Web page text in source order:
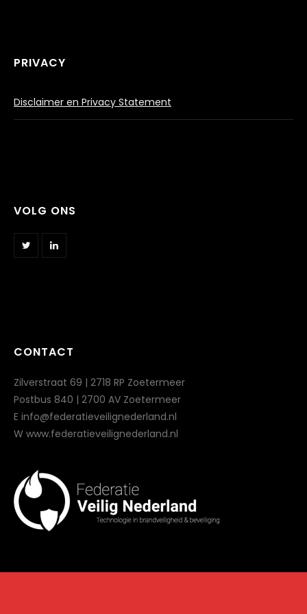
PRIVACY
Disclaimer en Privacy Statement
VOLG ONS
CONTACT
Zilverstraat 69 | 2718 RP Zoetermeer
Postbus 840 | 2700 AV Zoetermeer
E info@federatieveilignederland.nl
W www.federatieveilignederland.nl